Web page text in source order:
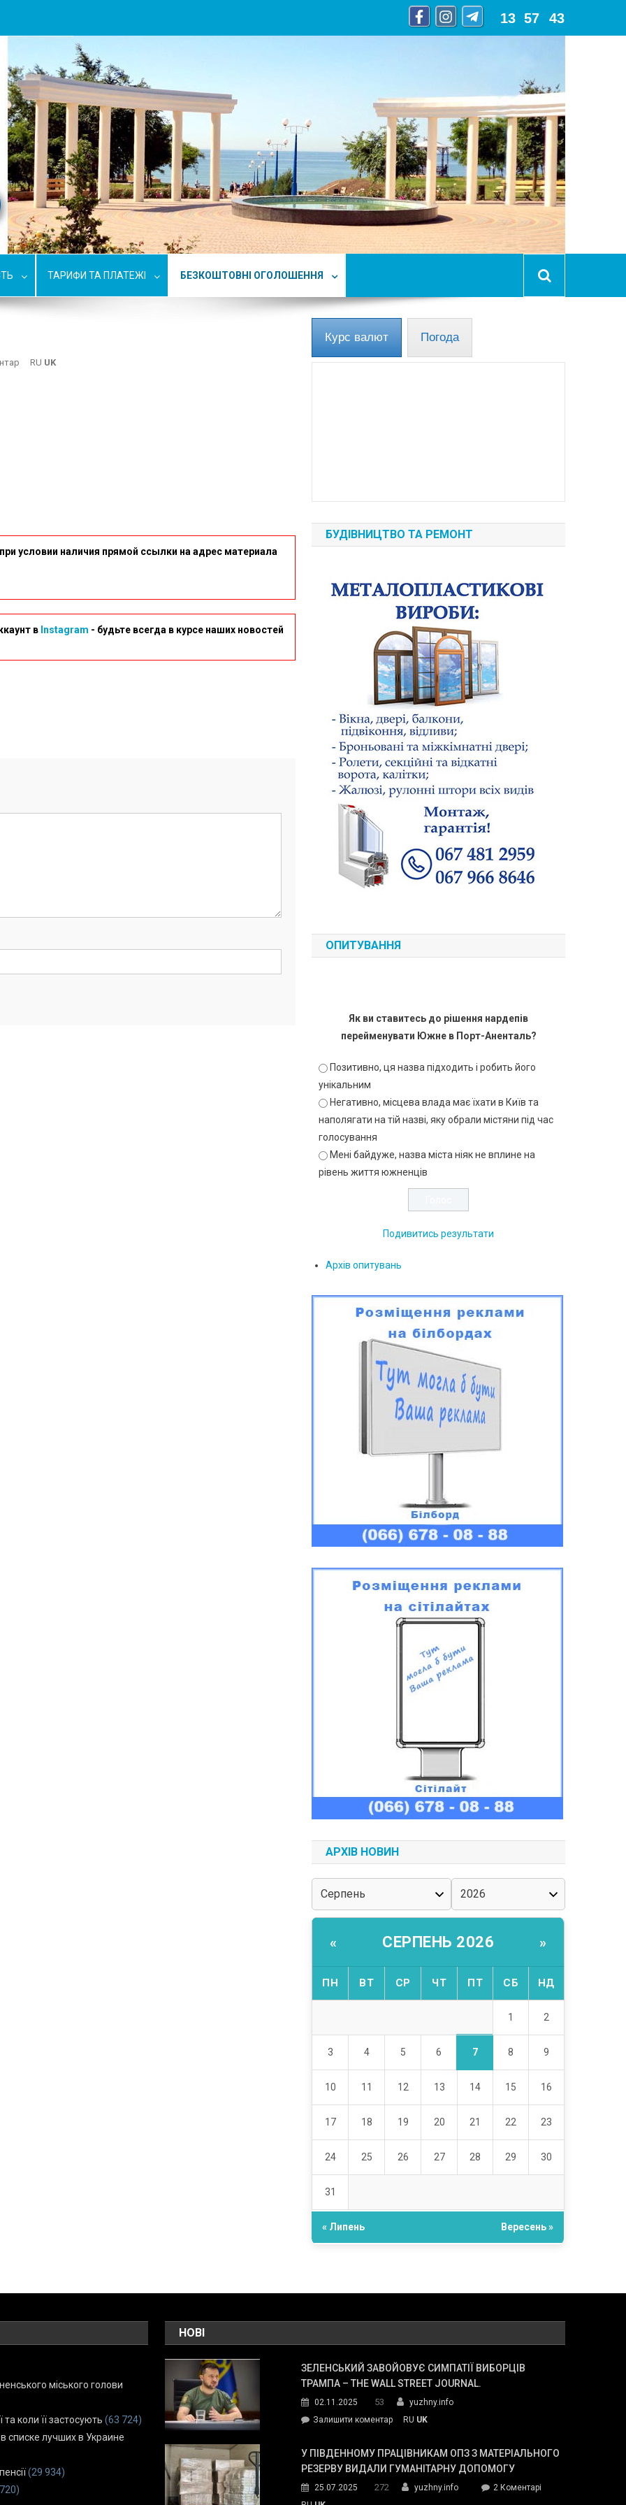
13 57 44
ТАРИФИ ТА ПЛАТЕЖІ БЕЗКОШТОВНІ ОГОЛОШЕННЯ
RU UK
условии наличия прямой ссылки на адрес материала
в Instagram - будьте всегда в курсе наших новостей
Курс валют Погода
БУДІВНИЦТВО ТА РЕМОНТ
ОПИТУВАННЯ
Як ви ставитесь до рішення нардепів
перейменувати Южне в Порт-Аненталь?
Позитивно, ця назва підходить і робить його
унікальним
Негативно, місцева влада має їхати в Київ та
наполягати на тій назві, яку обрали містяни під час
голосування
Мені байдуже, назва міста ніяк не вплине на
рівень життя южненців
Подивитись результати
Архів опитувань
АРХІВ НОВИН
« СЕРПЕНЬ 2026 »
ПН ВТ СР ЧТ ПТ СБ НД
1 2
3 4 5 6 7 8 9
10 11 12 13 14 15 16
17 18 19 20 21 22 23
24 25 26 27 28 29 30
31
« Липень Вересень »
міського голови
коли її застосують (63 724)
списке лучших в Украине
(29 934)
НОВІ
ЗЕЛЕНСЬКИЙ ЗАВОЙОВУЄ СИМПАТІЇ ВИБОРЦІВ
ТРАМПА – THE WALL STREET JOURNAL.
02.11.2025 53
yuzhny.info
Залишити коментарon
завойовує
симпатії
Трампа
RU UK
У ПІВДЕННОМУ ПРАЦІВНИКАМ ОПЗ З МАТЕРІАЛЬНОГО
РЕЗЕРВУ ВИДАЛИ ГУМАНІТАРНУ ДОПОМОГУ
25.07.2025 272 yuzhny.info 2 Коментарідо